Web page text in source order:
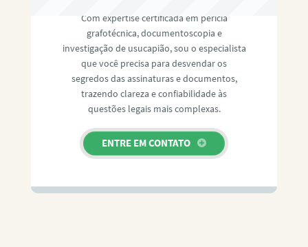
Com expertise certificada em perícia
grafotécnica, documentoscopia e
investigação de usucapião, sou o especialista
que você precisa para desvendar os
segredos das assinaturas e documentos,
trazendo clareza e confiabilidade às
questões legais mais complexas.
ENTRE EM CONTATO